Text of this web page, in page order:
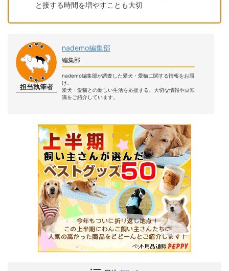
と接する時間を増やすことも大切
担当執筆者
nademo編集部
編集部
nademo編集部が調査した愛犬・愛猫に関する情報をお届
け。
愛犬・愛猫との新しい生活を応援する、大切な情報や豆知
識をご紹介しています。